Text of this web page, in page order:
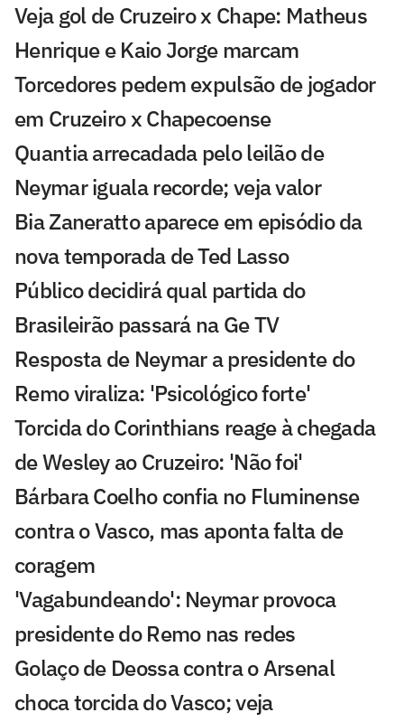
Veja gol de Cruzeiro x Chape: Matheus
Henrique e Kaio Jorge marcam
Torcedores pedem expulsão de jogador
em Cruzeiro x Chapecoense
Quantia arrecadada pelo leilão de
Neymar iguala recorde; veja valor
Bia Zaneratto aparece em episódio da
nova temporada de Ted Lasso
Público decidirá qual partida do
Brasileirão passará na Ge TV
Resposta de Neymar a presidente do
Remo viraliza: 'Psicológico forte'
Torcida do Corinthians reage à chegada
de Wesley ao Cruzeiro: 'Não foi'
Bárbara Coelho confia no Fluminense
contra o Vasco, mas aponta falta de
coragem
'Vagabundeando': Neymar provoca
presidente do Remo nas redes
Golaço de Deossa contra o Arsenal
choca torcida do Vasco; veja